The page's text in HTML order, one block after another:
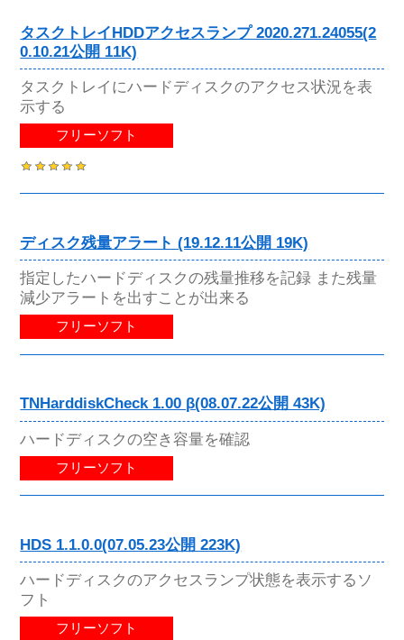
タスクトレイHDDアクセスランプ 2020.271.24055(2
0.10.21公開 11K)
タスクトレイにハードディスクのアクセス状況を表
示する
フリーソフト
ディスク残量アラート (19.12.11公開 19K)
指定したハードディスクの残量推移を記録 また残量
減少アラートを出すことが出来る
フリーソフト
TNHarddiskCheck 1.00 β(08.07.22公開 43K)
ハードディスクの空き容量を確認
フリーソフト
HDS 1.1.0.0(07.05.23公開 223K)
ハードディスクのアクセスランプ状態を表示するソ
フト
フリーソフト